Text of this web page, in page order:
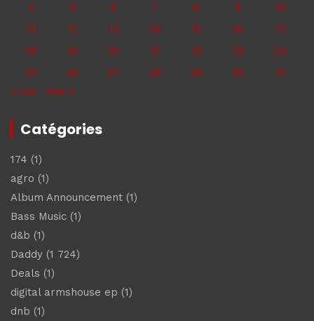
4
5 6 7 8 9
10
11
12 13 14 15 16
17
18
19 20 21 22 23
24
25
26 27 28 29 30
31
« Juil
Sep »
Catégories
174 (1)
agro (1)
Album Announcement (1)
Bass Music (1)
d&b (1)
Daddy (1 724)
Deals (1)
digital armshouse ep (1)
dnb (1)